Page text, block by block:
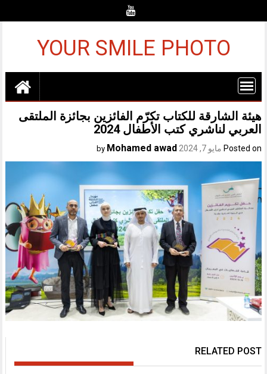
YOUR SMILE PHOTO
هيئة الشارقة للكتاب تكرّم الفائزين بجائزة الملتقى
العربي لناشري كتب الأطفال 2024
Posted on مايو 7, 2024 Mohamed awad
RELATED POST